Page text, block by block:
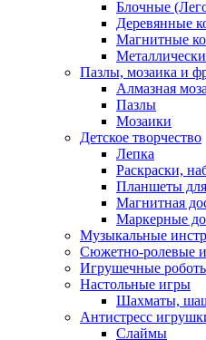
Блочные
Деревянные
Магнитные
Пазлы, мозаика и
Алмазная
Пазлы
Мозаики
Детское творчество
Лепка
Раскраски,
Планшеты
Магнитная
Маркерные
Музыкальные
Сюжетно-ролевые
Игрушечные
Настольные игры
Шахматы,
Антистресс
Слаймы